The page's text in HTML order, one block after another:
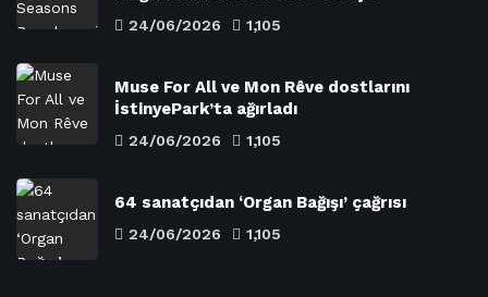
24/06/2026 1,105
Muse For All ve Mon Rêve dostlarını
İstinyePark’ta ağırladı
24/06/2026 1,105
64 sanatçıdan ‘Organ Bağışı’ çağrısı
24/06/2026 1,105